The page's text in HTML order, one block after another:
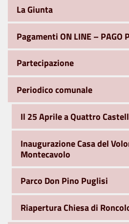
La Giunta
Pagamenti ON LINE – PAGO
Partecipazione
Periodico comunale
Il 25 Aprile a Quattro
Inaugurazione Casa del
Montecavolo
Parco Don Pino Puglisi
Riapertura Chiesa di